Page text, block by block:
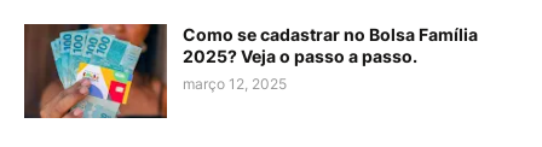
Como se cadastrar no Bolsa Família
2025? Veja o passo a passo.
março 12, 2025